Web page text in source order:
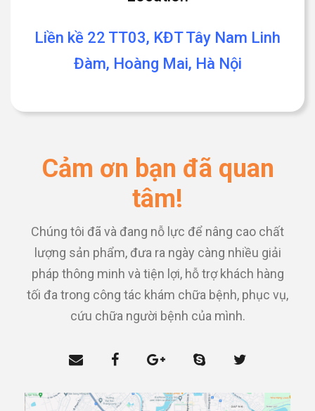
Liền kề 22 TT03, KĐT Tây Nam Linh
Đàm, Hoàng Mai, Hà Nội
Cảm ơn bạn đã quan
tâm!
Chúng tôi đã và đang nỗ lực để nâng cao chất
lượng sản phẩm, đưa ra ngày càng nhiều giải
pháp thông minh và tiện lợi, hỗ trợ khách hàng
tối đa trong công tác khám chữa bệnh, phục vụ,
cứu chữa người bệnh của mình.